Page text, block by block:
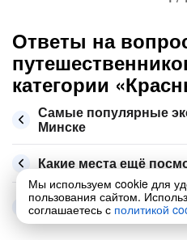
Ответы на
категории
Самые популярные
Минске
Какие места ещё
Сколько стоит
2026
Мы используем cookie для
пользования сайтом.
соглашаетесь с политикой